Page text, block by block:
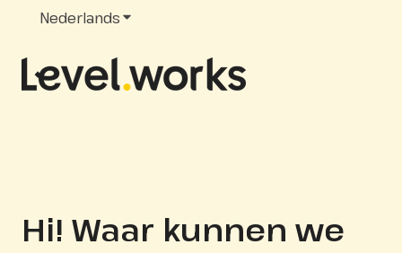
NederlandsSubmenu tonen voor vertalingen
Hi! Waar kunnen we